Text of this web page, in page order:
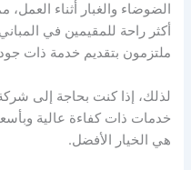
الضوضاء والغبار أثناء
أكثر راحة للمقيمين في
ملتزمون بتقديم خدمة ذات
لذلك، إذا كنت بحاجة إلى
خدمات ذات كفاءة عالية
هي الخيار الأفضل.